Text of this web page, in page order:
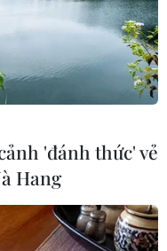
22 'đánh thức' vẻ
Hang